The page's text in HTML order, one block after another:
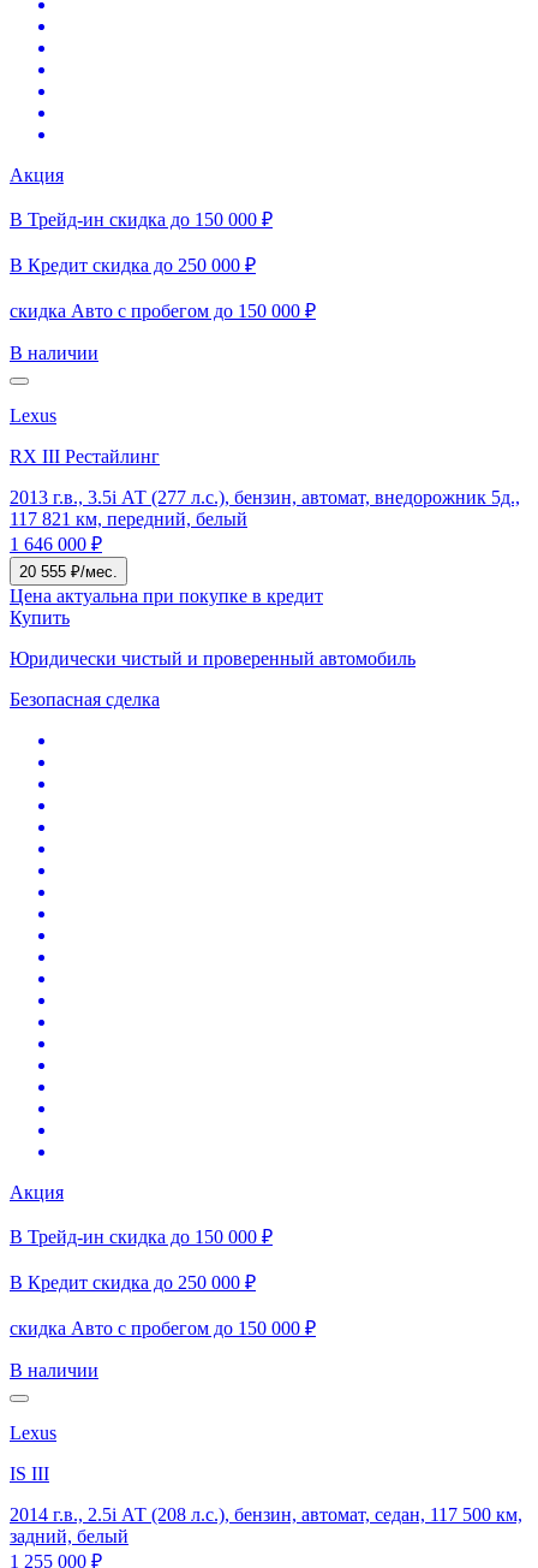
Акция
В Трейд-ин скидка до 150 000 ₽
В Кредит скидка до 250 000 ₽
скидка Авто с пробегом до 150 000 ₽
В наличии
Lexus
RX III Рестайлинг
2013 г.в., 3.5i АТ (277 л.с.), бензин, автомат, внедорожник 5д.,
117 821 км, передний, белый
1 646 000 ₽
20 555 ₽/мес.
Цена актуальна при покупке в кредит
Купить
Юридически чистый и проверенный автомобиль
Безопасная сделка
Акция
В Трейд-ин скидка до 150 000 ₽
В Кредит скидка до 250 000 ₽
скидка Авто с пробегом до 150 000 ₽
В наличии
Lexus
IS III
2014 г.в., 2.5i АТ (208 л.с.), бензин, автомат, седан, 117 500 км,
задний, белый
1 255 000 ₽